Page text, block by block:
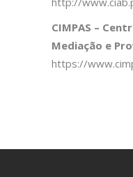
CIMPAS –
Mediação e
https://